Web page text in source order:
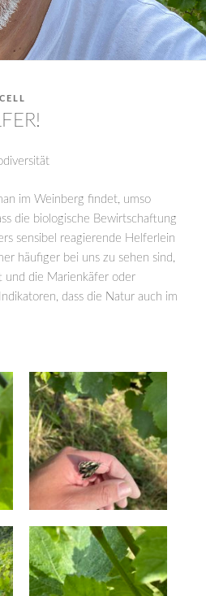
im Weinberg findet, umso
die biologische Bewirtschaftung
sensibel reagierende Helferlein
häufiger bei uns zu sehen sind,
und die Marienkäfer oder
dass die Natur auch im